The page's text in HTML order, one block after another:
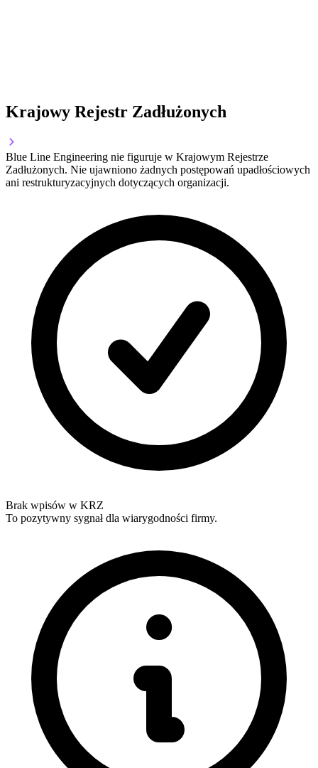
Krajowy Rejestr Zadłużonych
Blue Line Engineering nie figuruje w Krajowym Rejestrze
Zadłużonych. Nie ujawniono żadnych postępowań upadłościowych
ani restrukturyzacyjnych dotyczących organizacji.
Brak wpisów w KRZ
To pozytywny sygnał dla wiarygodności firmy.